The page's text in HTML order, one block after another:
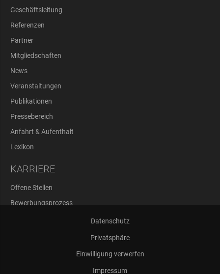
Geschäftsleitung
Referenzen
Partner
Mitgliedschaften
News
Veranstaltungen
Publikationen
Pressebereich
Anfahrt & Aufenthalt
Lexikon
KARRIERE
Offene Stellen
Bewerbungsprozess
Datenschutz
Privatsphäre
Einwilligung verwerfen
Impressum